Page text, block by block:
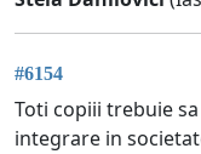
#6154
Toti copiii trebuie
integrare in